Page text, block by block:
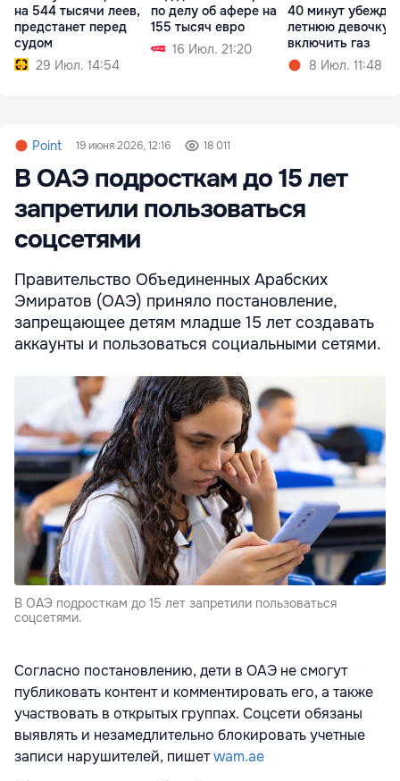
на 544 тысячи леев,
предстанет перед
судом
29 Июл. 14:54
по делу об афере на
155 тысяч евро
16 Июл. 21:20
40 минут
летнюю девочку
включить газ
8 Июл. 11:48
Point 19 июня 2026, 12:16 18 011
В ОАЭ подросткам до 15 лет
запретили пользоваться
соцсетями
Правительство Объединенных Арабских
Эмиратов (ОАЭ) приняло постановление,
запрещающее детям младше 15 лет создавать
аккаунты и пользоваться социальными сетями.
В ОАЭ подросткам до 15 лет запретили пользоваться
соцсетями.
Согласно постановлению, дети в ОАЭ не смогут
публиковать контент и комментировать его, а также
участвовать в открытых группах. Соцсети обязаны
выявлять и незамедлительно блокировать учетные
записи нарушителей, пишетwam.ae